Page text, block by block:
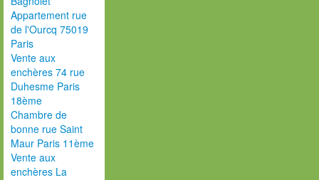
Appartement rue
de l'Ourcq 75019
Paris
Vente aux
enchères 74 rue
Duhesme Paris
18ème
Chambre de
bonne rue Saint
Maur Paris 11ème
Vente aux
enchères La